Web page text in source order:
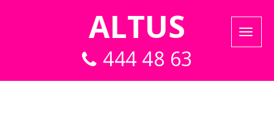
ALTUS
444 48 63